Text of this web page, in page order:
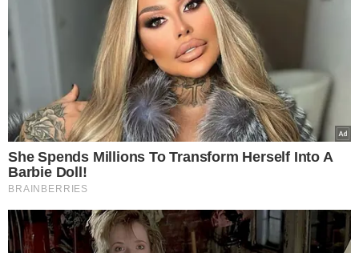
Deputada Simone
Pereira participa de
festejos religiosos em
Dirceu Arcoverde e São
Lourenço do Piauí